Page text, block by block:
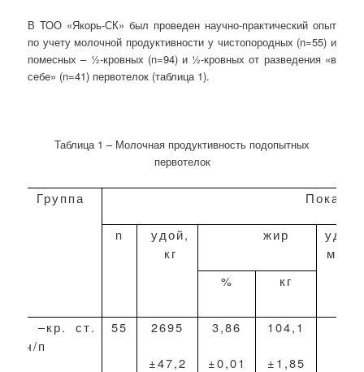
В ТОО «Якорь-СК» был проведен научно-практический опыт
по учету молочной продуктивности у чистопородных (n=55) и
помесных – ½-кровных (n=94) и ½-кровных от разведения «в
себе» (n=41) первотелок (таблица 1).
Таблица 1 – Молочная продуктивность подопытных
первотелок
Группа
n
удой,
кг
жир
удой
%
кг
–кр. ст.
ч/п
55 2695
±47,2
3,86
±0,01
104,1
±1,85